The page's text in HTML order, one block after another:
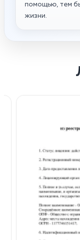
помощью, тем
жизни.